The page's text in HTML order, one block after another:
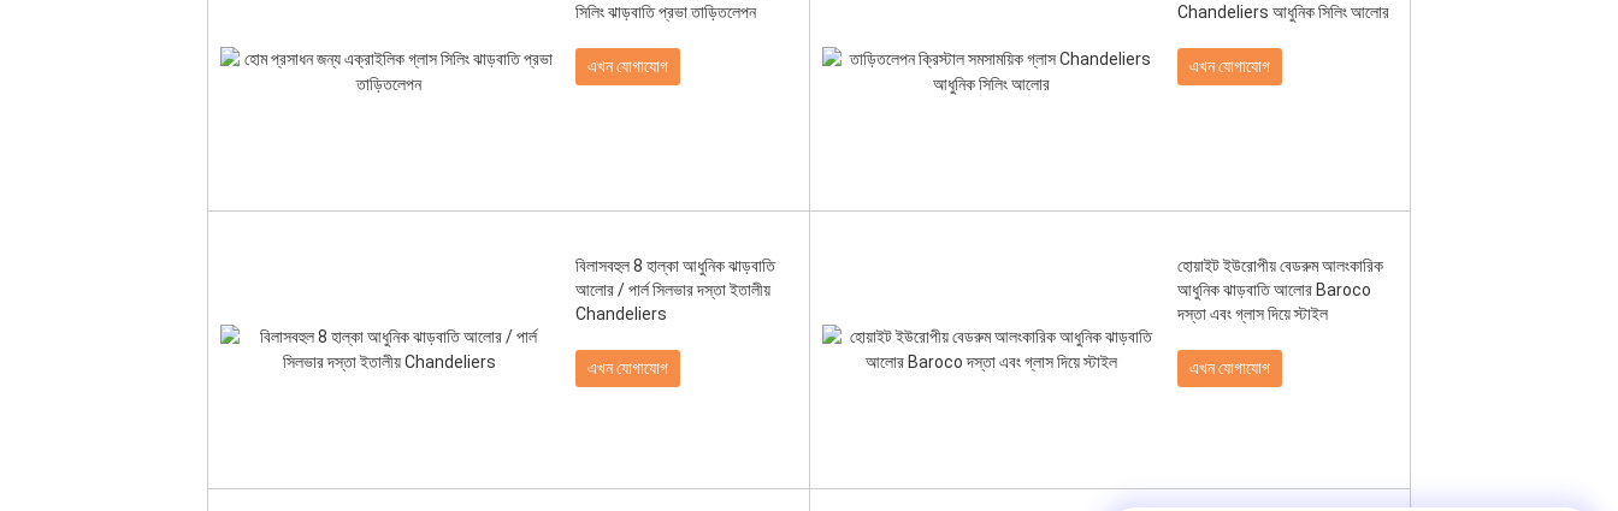
সিলিং ঝাড়বাতি প্রভা তাড়িতলেপন
এখন যোগাযোগ
Chandeliers আধুনিক সিলিং আলোর
এখন যোগাযোগ
বিলাসবহুল 8 হাল্কা আধুনিক ঝাড়বাতি
আলোর / পার্ল সিলভার দস্তা ইতালীয়
Chandeliers
এখন যোগাযোগ
হোয়াইট ইউরোপীয় বেডরুম আলংকারিক
আধুনিক ঝাড়বাতি আলোর Baroco
দস্তা এবং গ্লাস দিয়ে স্টাইল
এখন যোগাযোগ